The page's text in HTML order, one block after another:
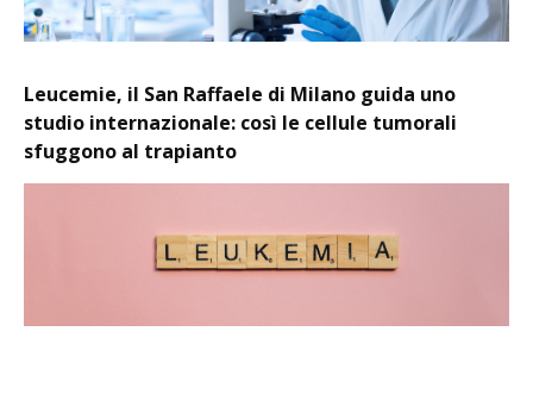
Leucemie, il San Raffaele di Milano guida uno
studio internazionale: così le cellule tumorali
sfuggono al trapianto